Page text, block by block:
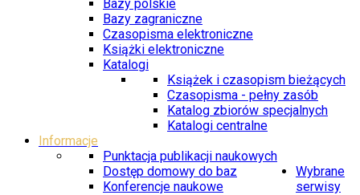
Bazy polskie
Bazy zagraniczne
Czasopisma elektroniczne
Książki elektroniczne
Katalogi
Książek i czasopism bieżących
Czasopisma - pełny zasób
Katalog zbiorów specjalnych
Katalogi centralne
Informacje
Punktacja publikacji naukowych
Dostęp domowy do baz
Konferencje naukowe
Wybrane
serwisy